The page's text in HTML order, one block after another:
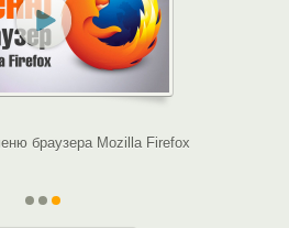
браузера Mozilla Firefox